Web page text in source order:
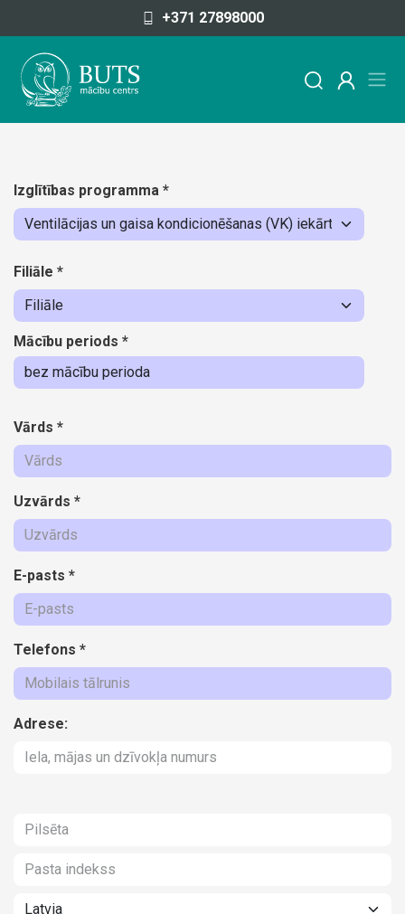
+371 27898000
Izglītības programma *
Filiāle *
Mācību periods *
Vārds *
Uzvārds *
E-pasts *
Telefons *
Adrese: